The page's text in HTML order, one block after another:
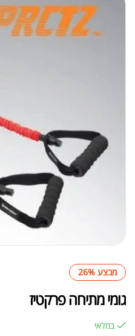
מבצע 26%
גומי מתיחה פרקטיז
במלאי